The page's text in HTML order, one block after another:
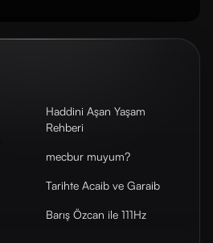
Haddini Aşan Yaşam
Rehberi
mecbur muyum?
Tarihte Acaib ve Garaib
Barış Özcan ile 111Hz